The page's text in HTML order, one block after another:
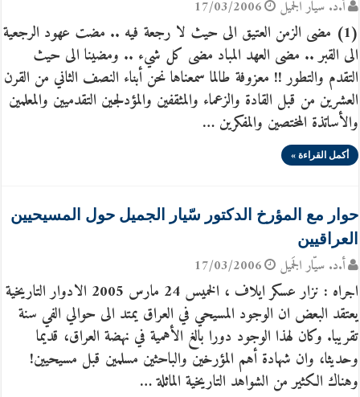
أ.د. سيّار الجَميل 17/03/2006
(1) مضى الزمن العتيق الى حيث لا رجعة فيه .. مضت عهود الرجعية
الى القبر .. مضى العهد المباد مضى كل شيء .. ومضينا الى حيث
التقدم والتطور !! معزوفة طالما سمعناها نحن أبناء النصف الثاني من القرن
العشرين من قبل القادة والزعماء والمثقفين والمؤدلجين التقدميين والمعلمين
والأساتذة المختصين والمفكرين …
أكمل القراءة »
حوار مع المؤرخ الدكتور سّيار الجميل حول المسيحيين
العراقيين
أ.د. سيّار الجَميل 17/03/2006
اجراه : نزار عسكر ايلاف ، الخميس 24 مارس 2005 الادوار التاريخية
يعتقد البعض ان الوجود المسيحي في العراق يمتد الى حوالي الفي سنة
تقريبا. وكان لهذا الوجود دورا بالغ الأهمية في نهضة العراق، قديما
وحديثا، وان شهادة أهم المؤرخين والباحثين مسلمين قبل مسيحيين!
وهناك الكثير من الشواهد التاريخية الماثلة …